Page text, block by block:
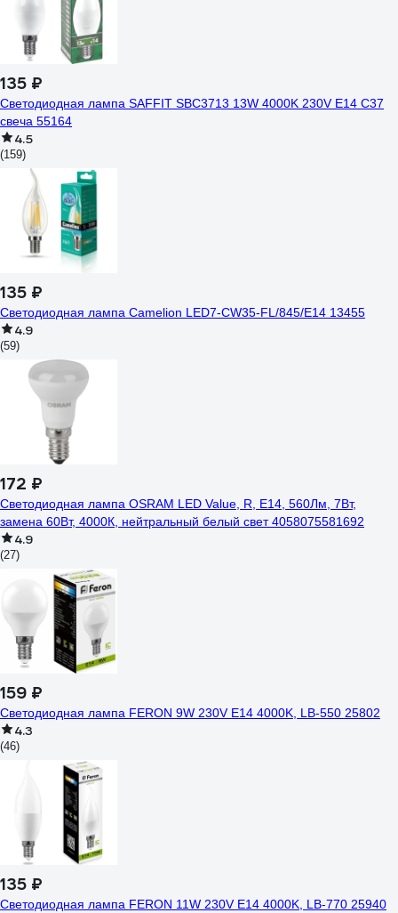
135 ₽
Светодиодная лампа SAFFIT SBC3713 13W 4000K 230V E14 C37
свеча 55164
4.5
(159)
135 ₽
Светодиодная лампа Camelion LED7-CW35-FL/845/E14 13455
4.9
(59)
172 ₽
Светодиодная лампа OSRAM LED Value, R, E14, 560Лм, 7Вт,
замена 60Вт, 4000К, нейтральный белый свет 4058075581692
4.9
(27)
159 ₽
Светодиодная лампа FERON 9W 230V E14 4000K, LB-550 25802
4.3
(46)
135 ₽
Светодиодная лампа FERON 11W 230V E14 4000K, LB-770 25940